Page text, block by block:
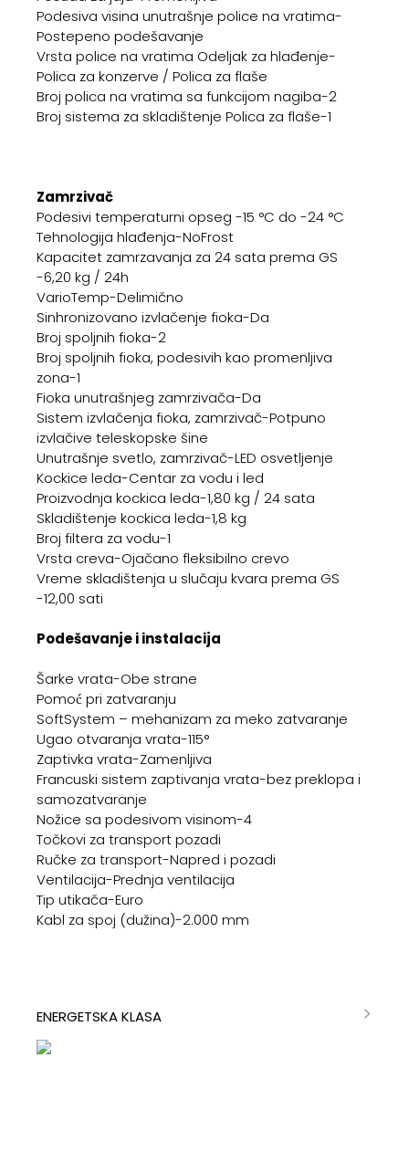
Podesiva visina unutrašnje police na vratima-
Postepeno podešavanje
Vrsta police na vratima Odeljak za hlađenje-
Polica za konzerve / Polica za flaše
Broj polica na vratima sa funkcijom nagiba-2
Broj sistema za skladištenje Polica za flaše-1
Zamrzivač
Podesivi temperaturni opseg -15 °C do -24 °C
Tehnologija hlađenja-NoFrost
Kapacitet zamrzavanja za 24 sata prema GS
-6,20 kg / 24h
VarioTemp-Delimično
Sinhronizovano izvlačenje fioka-Da
Broj spoljnih fioka-2
Broj spoljnih fioka, podesivih kao promenljiva
zona-1
Fioka unutrašnjeg zamrzivača-Da
Sistem izvlačenja fioka, zamrzivač-Potpuno
izvlačive teleskopske šine
Unutrašnje svetlo, zamrzivač-LED osvetljenje
Kockice leda-Centar za vodu i led
Proizvodnja kockica leda-1,80 kg / 24 sata
Skladištenje kockica leda-1,8 kg
Broj filtera za vodu-1
Vrsta creva-Ojačano fleksibilno crevo
Vreme skladištenja u slučaju kvara prema GS
-12,00 sati
Podešavanje i instalacija
Šarke vrata-Obe strane
Pomoć pri zatvaranju
SoftSystem – mehanizam za meko zatvaranje
Ugao otvaranja vrata-115°
Zaptivka vrata-Zamenljiva
Francuski sistem zaptivanja vrata-bez preklopa i
samozatvaranje
Nožice sa podesivom visinom-4
Točkovi za transport pozadi
Ručke za transport-Napred i pozadi
Ventilacija-Prednja ventilacija
Tip utikača-Euro
Kabl za spoj (dužina)-2.000 mm
ENERGETSKA KLASA